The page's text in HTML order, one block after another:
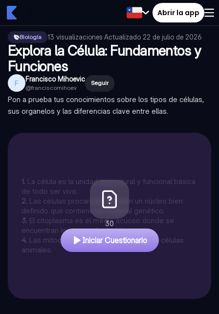
Abrir la app
Biología 13 visualizaciones·Actualizado 22 de julio de 2026
Explora la Célula: Fundamentos y
Funciones
F Francisco Mihoevic
@franciscomihoev
Seguir
Pon a prueba tus conocimientos sobre los tipos de células,
sus organelos y las diferencias clave entre ellas.
1. La célula es la unidad estructural y funcional básica
de todo ser vivo.
2. Las células procariotas poseen un núcleo bien
definido que contiene su material genético.
3. El citoplasma es el medio acuoso donde se
encuentran los organelos celulares.
4. Las mitocondrias son exclusivas de las células
animales.
30
Iniciar Cuestionario